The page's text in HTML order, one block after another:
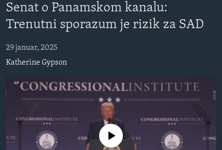
glavnu
Idi
pretragu
VIJESTI
SJEDINJENE AMERIČKE DRŽAVE
BOSNA I HERCEGOVINA
SVIJET
NAUKA I TEHNOLOGIJA
SPECIJALNI PROJEKTI
KORUPCIJA
SLOBODA MEDIJA
ŽENSKA STRANA
IZBJEGLIČKA STRANA
MAGAZIN
Senat o Panamskom kanalu:
Trenutni sporazum je rizik za SAD
29 januar, 2025
Katherine Gypson
No media source currently available